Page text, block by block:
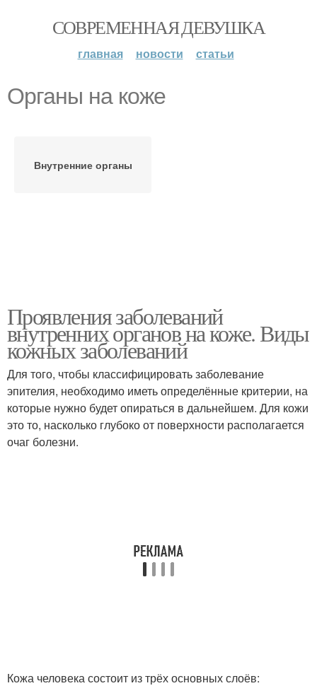
СОВРЕМЕННАЯ ДЕВУШКА
главная новости статьи
Органы на коже
Внутренние органы
Проявления заболеваний
внутренних органов на коже. Виды
кожных заболеваний
Для того, чтобы классифицировать заболевание
эпителия, необходимо иметь определённые критерии, на
которые нужно будет опираться в дальнейшем. Для кожи
это то, насколько глубоко от поверхности располагается
очаг болезни.
Кожа человека состоит из трёх основных слоёв: